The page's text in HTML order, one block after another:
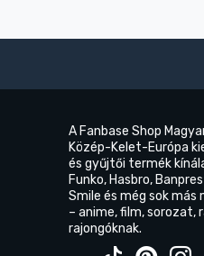
A Fanbase Shop
Közép-Kelet-Európa
és gyűjtői termék
Funko, Hasbro,
Smile és még sok más
– anime, film, sorozat,
rajongóknak.